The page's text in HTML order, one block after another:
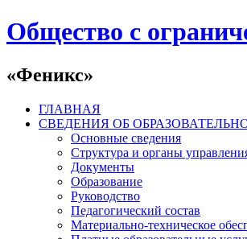
Общество с
«Феникс»
ГЛАВНАЯ
СВЕДЕНИЯ ОБ
Основные сведения
Структура и органы
Документы
Образование
Руководство
Педагогический состав
Материально-техническое